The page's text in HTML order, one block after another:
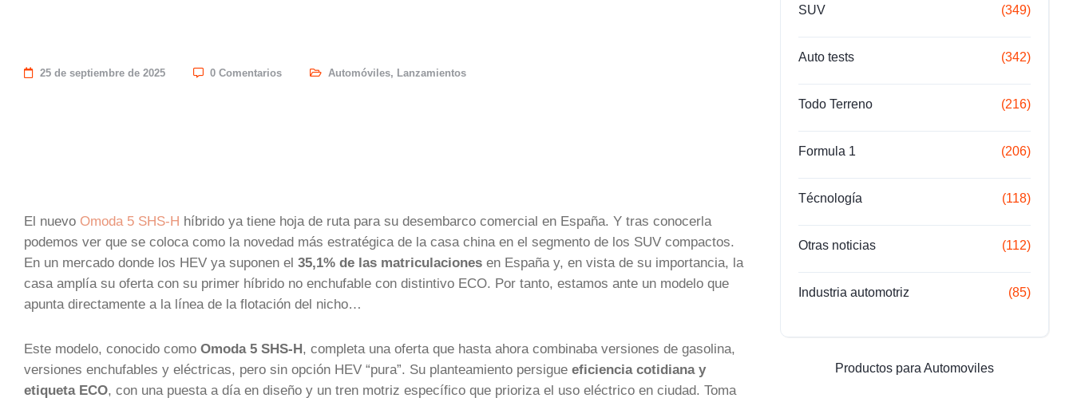
25 de septiembre de 2025 0 Comentarios Automóviles, Lanzamientos
El nuevo Omoda 5 SHS-H híbrido ya tiene hoja de ruta para su desembarco comercial en España. Y tras conocerla
podemos ver que se coloca como la novedad más estratégica de la casa china en el segmento de los SUV compactos.
En un mercado donde los HEV ya suponen el 35,1% de las matriculaciones en España y, en vista de su importancia, la
casa amplía su oferta con su primer híbrido no enchufable con distintivo ECO. Por tanto, estamos ante un modelo que
apunta directamente a la línea de la flotación del nicho…
Este modelo, conocido como Omoda 5 SHS-H, completa una oferta que hasta ahora combinaba versiones de gasolina,
versiones enchufables y eléctricas, pero sin opción HEV “pura”. Su planteamiento persigue eficiencia cotidiana y
etiqueta ECO, con una puesta a día en diseño y un tren motriz específico que prioriza el uso eléctrico en ciudad. Toma
SUV (349)
Auto tests (342)
Todo Terreno (216)
Formula 1 (206)
Técnología (118)
Otras noticias (112)
Industria automotriz (85)
Productos para Automoviles